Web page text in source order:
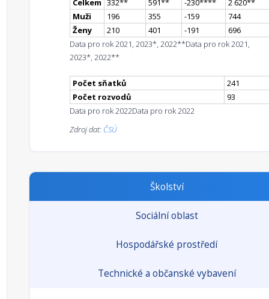
Celkem 332** 591** -230**** 2 620**
Muži
196 355 -159
744
Ženy
210 401 -191
696
Data pro rok 2021, 2023*, 2022**Data pro rok 2021,
2023*, 2022**
Počet sňatků
241
Počet rozvodů
93
Data pro rok 2022Data pro rok 2022
Zdroj dat: ČSÚ
Školství
Sociální oblast
Hospodářské prostředí
Technické a občanské vybavení